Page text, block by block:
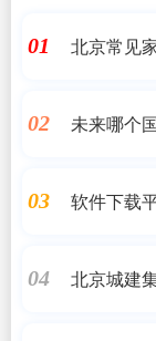
01 北京常见
02 未来哪个
03 软件下载
04 北京城建